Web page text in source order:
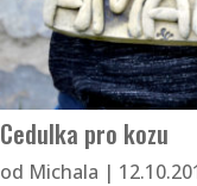
Cedulka pro kozu
od Michala |